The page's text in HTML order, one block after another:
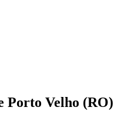
Porto Velho (RO)